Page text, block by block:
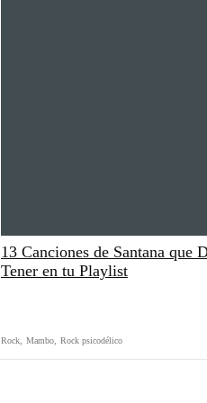
13 Canciones de Santana que
Tener en tu Playlist
Rock Mambo Rock psicodélico